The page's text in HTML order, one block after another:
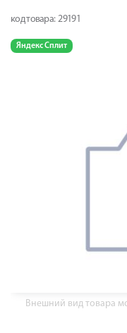
код товара: 29191
Яндекс Сплит
Внешний вид товара